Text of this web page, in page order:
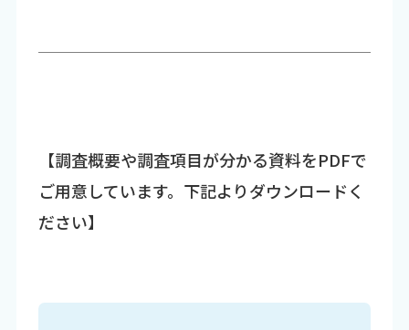
【調査概要や調査項目が分かる資料をPDFで
ご用意しています。下記よりダウンロードく
ださい】